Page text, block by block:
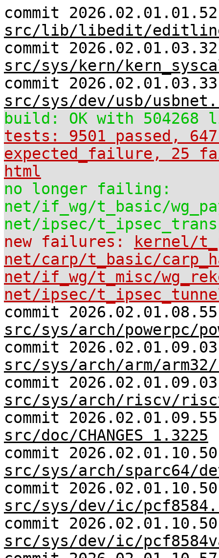
commit
src/lib/libedit/
commit
src/sys/kern/
commit
src/sys/dev/usb/
build: OK with 504268
tests: 9501 passed,
expected_failure, 25
html
no longer failing:
net/if_wg/t_basic/
net/ipsec/
new failures:
kernel/
net/carp/t_basic/
net/if_wg/t_misc/
net/ipsec/
commit
src/sys/arch/powerpc/
commit
src/sys/arch/arm/arm32/
commit
src/sys/arch/riscv/
commit
src/doc/CHANGES 1.3225
commit
src/sys/arch/sparc64/
commit
src/sys/dev/ic/
commit
src/sys/dev/ic/